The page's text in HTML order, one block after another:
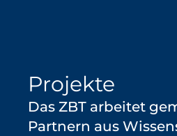
Projekte
Das ZBT arbeitet
Partnern aus